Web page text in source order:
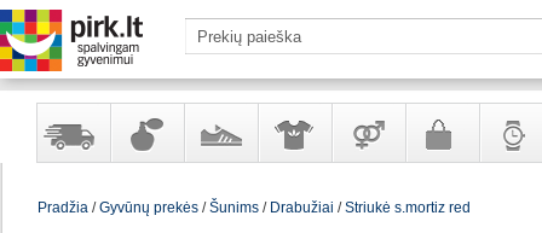
Yra
KvepalaiAvalynė Apranga Prekės
Galanterija
Pradžia/Gyvūnų prekės/Šunims/ Drabužiai /Striukė s.mortiz red